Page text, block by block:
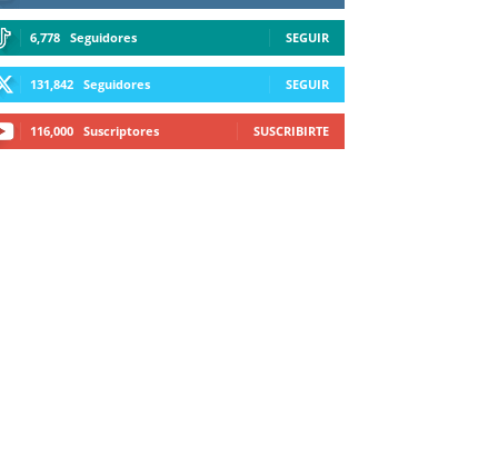
6,778 Seguidores SEGUIR
131,842 Seguidores SEGUIR
116,000 Suscriptores SUSCRIBIRTE